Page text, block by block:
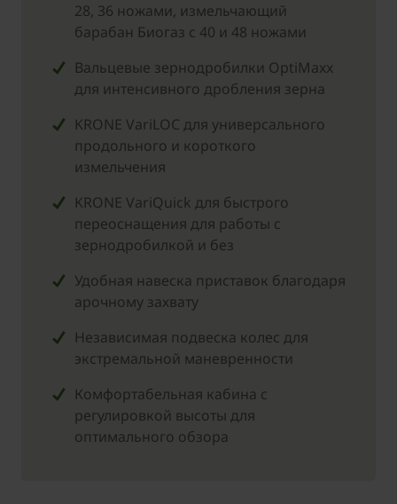
28, 36 ножами, измельчающий
барабан Биогаз с 40 и 48 ножами
Вальцевые зернодробилки OptiMaxx
для интенсивного дробления зерна
KRONE VariLOC для универсального
продольного и короткого
измельчения
KRONE VariQuick для быстрого
переоснащения для работы с
зернодробилкой и без
Удобная навеска приставок благодаря
арочному захвату
Независимая подвеска колес для
экстремальной маневренности
Комфортабельная кабина с
регулировкой высоты для
оптимального обзора